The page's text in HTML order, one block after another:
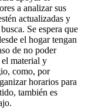
a analizar sus
actualizadas y
Se espera que
el hogar tengan
de no poder
material y
como, por
horarios para
también es